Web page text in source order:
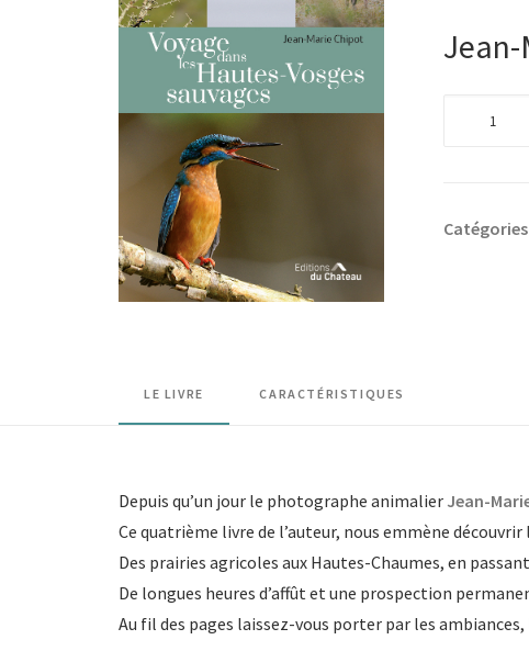
les
Catégories
LE LIVRE CARACTÉRISTIQUES
Depuis qu’un jour le photographe animalier Jean-
Ce quatrième livre de l’auteur, nous emmène
Des prairies agricoles aux Hautes-Chaumes, en
De longues heures d’affût et une prospection
Au fil des pages laissez-vous porter par les